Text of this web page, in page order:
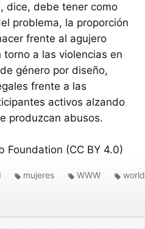
dice, debe tener como
problema, la proporción
frente al agujero
a las violencias en
género por diseño,
frente a las
activos alzando
produzcan abusos.
Foundation (CC BY 4.0)
mujeres WWW